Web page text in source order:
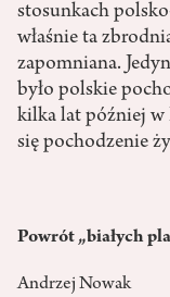
stosunkach
właśnie ta
zapomniana.
było polskie
kilka lat później
się pochodzenie
Powrót „białych
Andrzej Nowak